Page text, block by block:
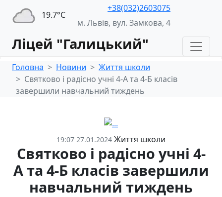
19.7°С
+38(032)2603075
м. Львів, вул. Замкова, 4
Ліцей "Галицький"
Головна Новини
Життя школи
Святково і радісно учні 4-А та 4-Б класів
завершили навчальний тиждень
19:07 27.01.2024 Життя школи
Святково і радісно учні 4-
А та 4-Б класів завершили
навчальний тиждень